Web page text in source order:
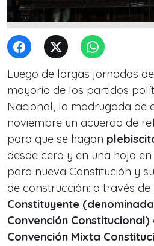
Luego de largas jornadas
mayoría de los partidos
Nacional, la madrugada de
noviembre un acuerdo de
para que se hagan
desde cero y en una hoja
para nueva Constitución y
de construcción: a través de
Constituyente (denominada
Convención Constitucional)
Convención Mixta